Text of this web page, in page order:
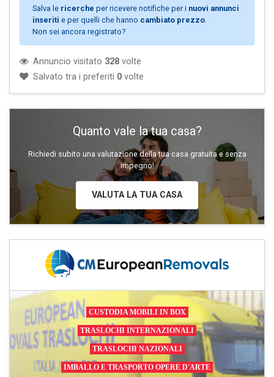
Salva le ricerche per ricevere notifiche per i nuovi annunci
inseriti e per quelli che hanno cambiato prezzo.
Non sei ancora registrato?
Annuncio visitato 328 volte
Salvato tra i preferiti 0 volte
Quanto vale la tua casa?
Richiedi subito una valutazione della tua casa gratuita e senza
impegno!
VALUTA LA TUA CASA
CUSTODIA MOBILI IN BOX
TRASLOCHI INTERNAZIONALI
TRASLOCHI NAZIONALI
IMBALLO E TRASPORTO OPERE D'ARTE